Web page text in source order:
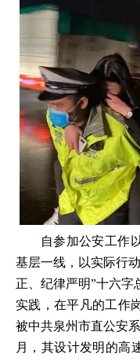
自参加公安工作
基层一线，以实际行
正、纪律严明”十六
实践，在平凡的工作
被中共泉州市直公安
月，其设计发明的高